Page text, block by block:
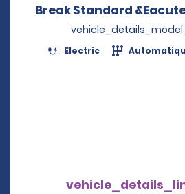
Break Standard
Electric